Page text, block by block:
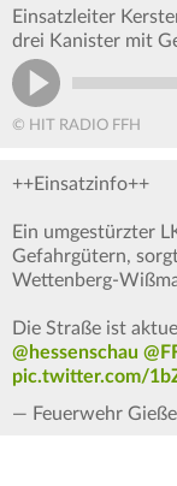
Einsatzleiter
drei Kanister mit
© HIT RADIO FFH
++Einsatzinfo++
Ein umgestürzter
Gefahrgütern,
Wettenberg-
Die Straße ist
@hessenschau
pic.twitter.com/
— Feuerwehr